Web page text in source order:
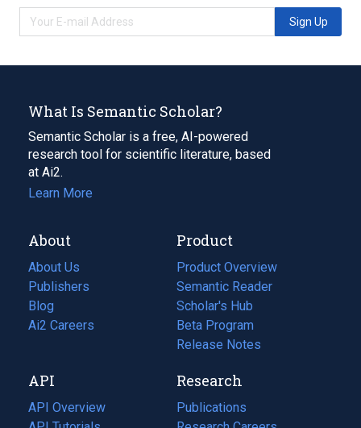
Sign Up
What Is Semantic Scholar?
Semantic Scholar is a free, AI-powered
research tool for scientific literature, based
at Ai2.
Learn More
About
About Us
Publishers
Blog
(opens
in
tab)
Ai2 Careers
(opens
new
tab)
Product
Product Overview
Semantic Reader
Scholar's Hub
Beta Program
Release Notes
API
API Overview
Research
Publications
(opens